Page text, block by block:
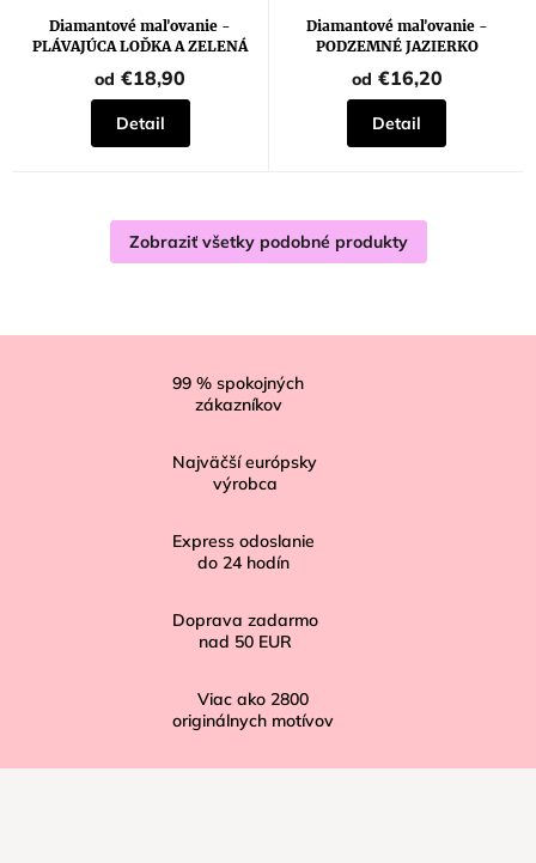
Diamantové maľovanie -
PLÁVAJÚCA LOĎKA A ZELENÁ
VESMÍRNA OBLOHA
od €18,90
Detail
Diamantové maľovanie -
PODZEMNÉ JAZIERKO
produktu
je
5,0
z
5
hviezdičiek.
od €16,20
Detail
Zobraziť všetky podobné produkty
99 % spokojných
zákazníkov
Najväčší európsky
výrobca
Express odoslanie
do 24 hodín
Doprava zadarmo
nad 50 EUR
Viac ako 2800
originálnych motívov